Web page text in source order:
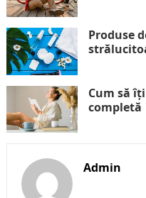
Produse
Cum să
completă
Admin